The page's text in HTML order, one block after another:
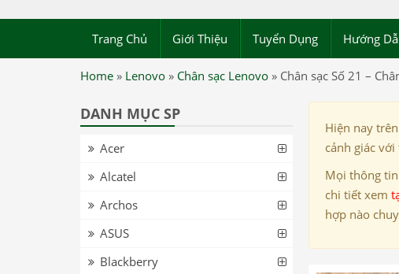
Trang Chủ Giới Thiệu Tuyển Dụng Hướng
Home » Lenovo » Chân sạc Lenovo » Chân sạc Số 21 –
Hiện nay
cảnh giác
Mọi thông
chi tiết xem
hợp nào
DANH MỤC SP
Acer
Alcatel
Archos
ASUS
Blackberry